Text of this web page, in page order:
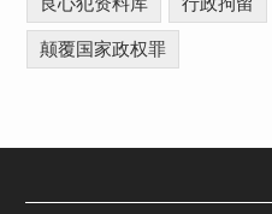
颠覆国家政权罪